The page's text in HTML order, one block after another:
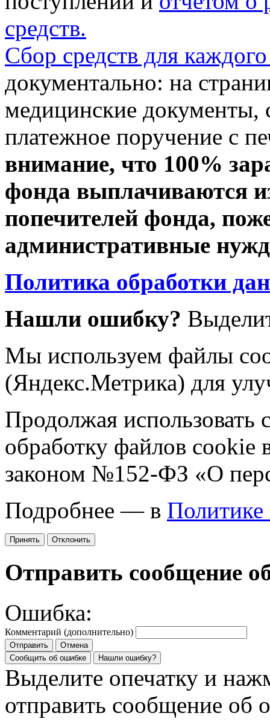
средств.
Сбор средств для
документально: на
медицинские документы,
платежное поручение с
внимание, что 100%
фонда выплачиваются
попечителей фонда,
административные
Политика обработки
Нашли ошибку?
Мы используем файлы
(Яндекс.Метрика) для
Продолжая использовать
обработку файлов cookie
законом №152-ФЗ «О
Подробнее — в Политике
Принять Отклонить
Отправить сообщение
Ошибка:
Комментарий (дополнительно)
Отправить
Отмена
Сообщить об ошибке
Нашли ошибку?
Выделите опечатку и
отправить сообщение об